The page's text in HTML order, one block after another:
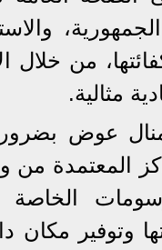
من خلال
مثالية.
عوض بضرورة
المعتمدة من
وتوفير مكان